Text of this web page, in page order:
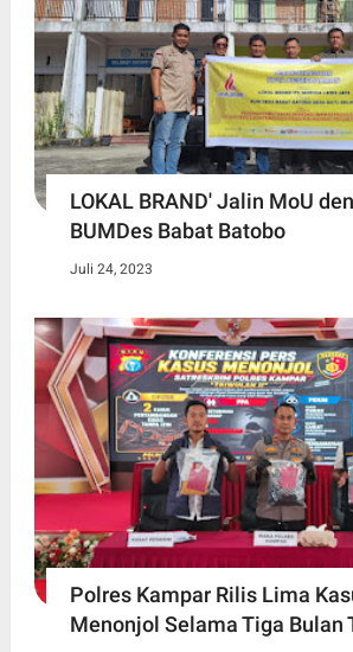
LOKAL BRAND' Jalin MoU
BUMDes Babat Batobo
Juli 24, 2023
Polres Kampar Rilis Lima
Menonjol Selama Tiga Bulan